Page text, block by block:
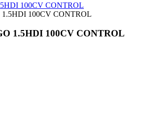
100CV CONTROL
1.5HDI 100CV CONTROL